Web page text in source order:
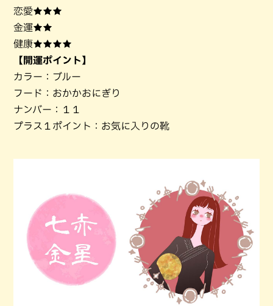
恋愛★★★
金運★★
健康★★★★
【開運ポイント】
カラー：ブルー
フード：おかかおにぎり
ナンバー：１１
プラス１ポイント：お気に入りの靴